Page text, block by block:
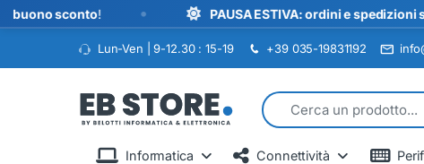
sconto! • PAUSA ESTIVA: ordini e spedizioni
Lun-Ven | 9-12.30 : 15-19 +39 035-19831192
Search for:
Informatica Connettività